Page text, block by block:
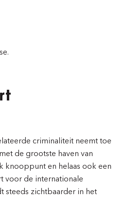
criminaliteit neemt toe
de grootste haven van
knooppunt en helaas ook een
voor de internationale
steeds zichtbaarder in het